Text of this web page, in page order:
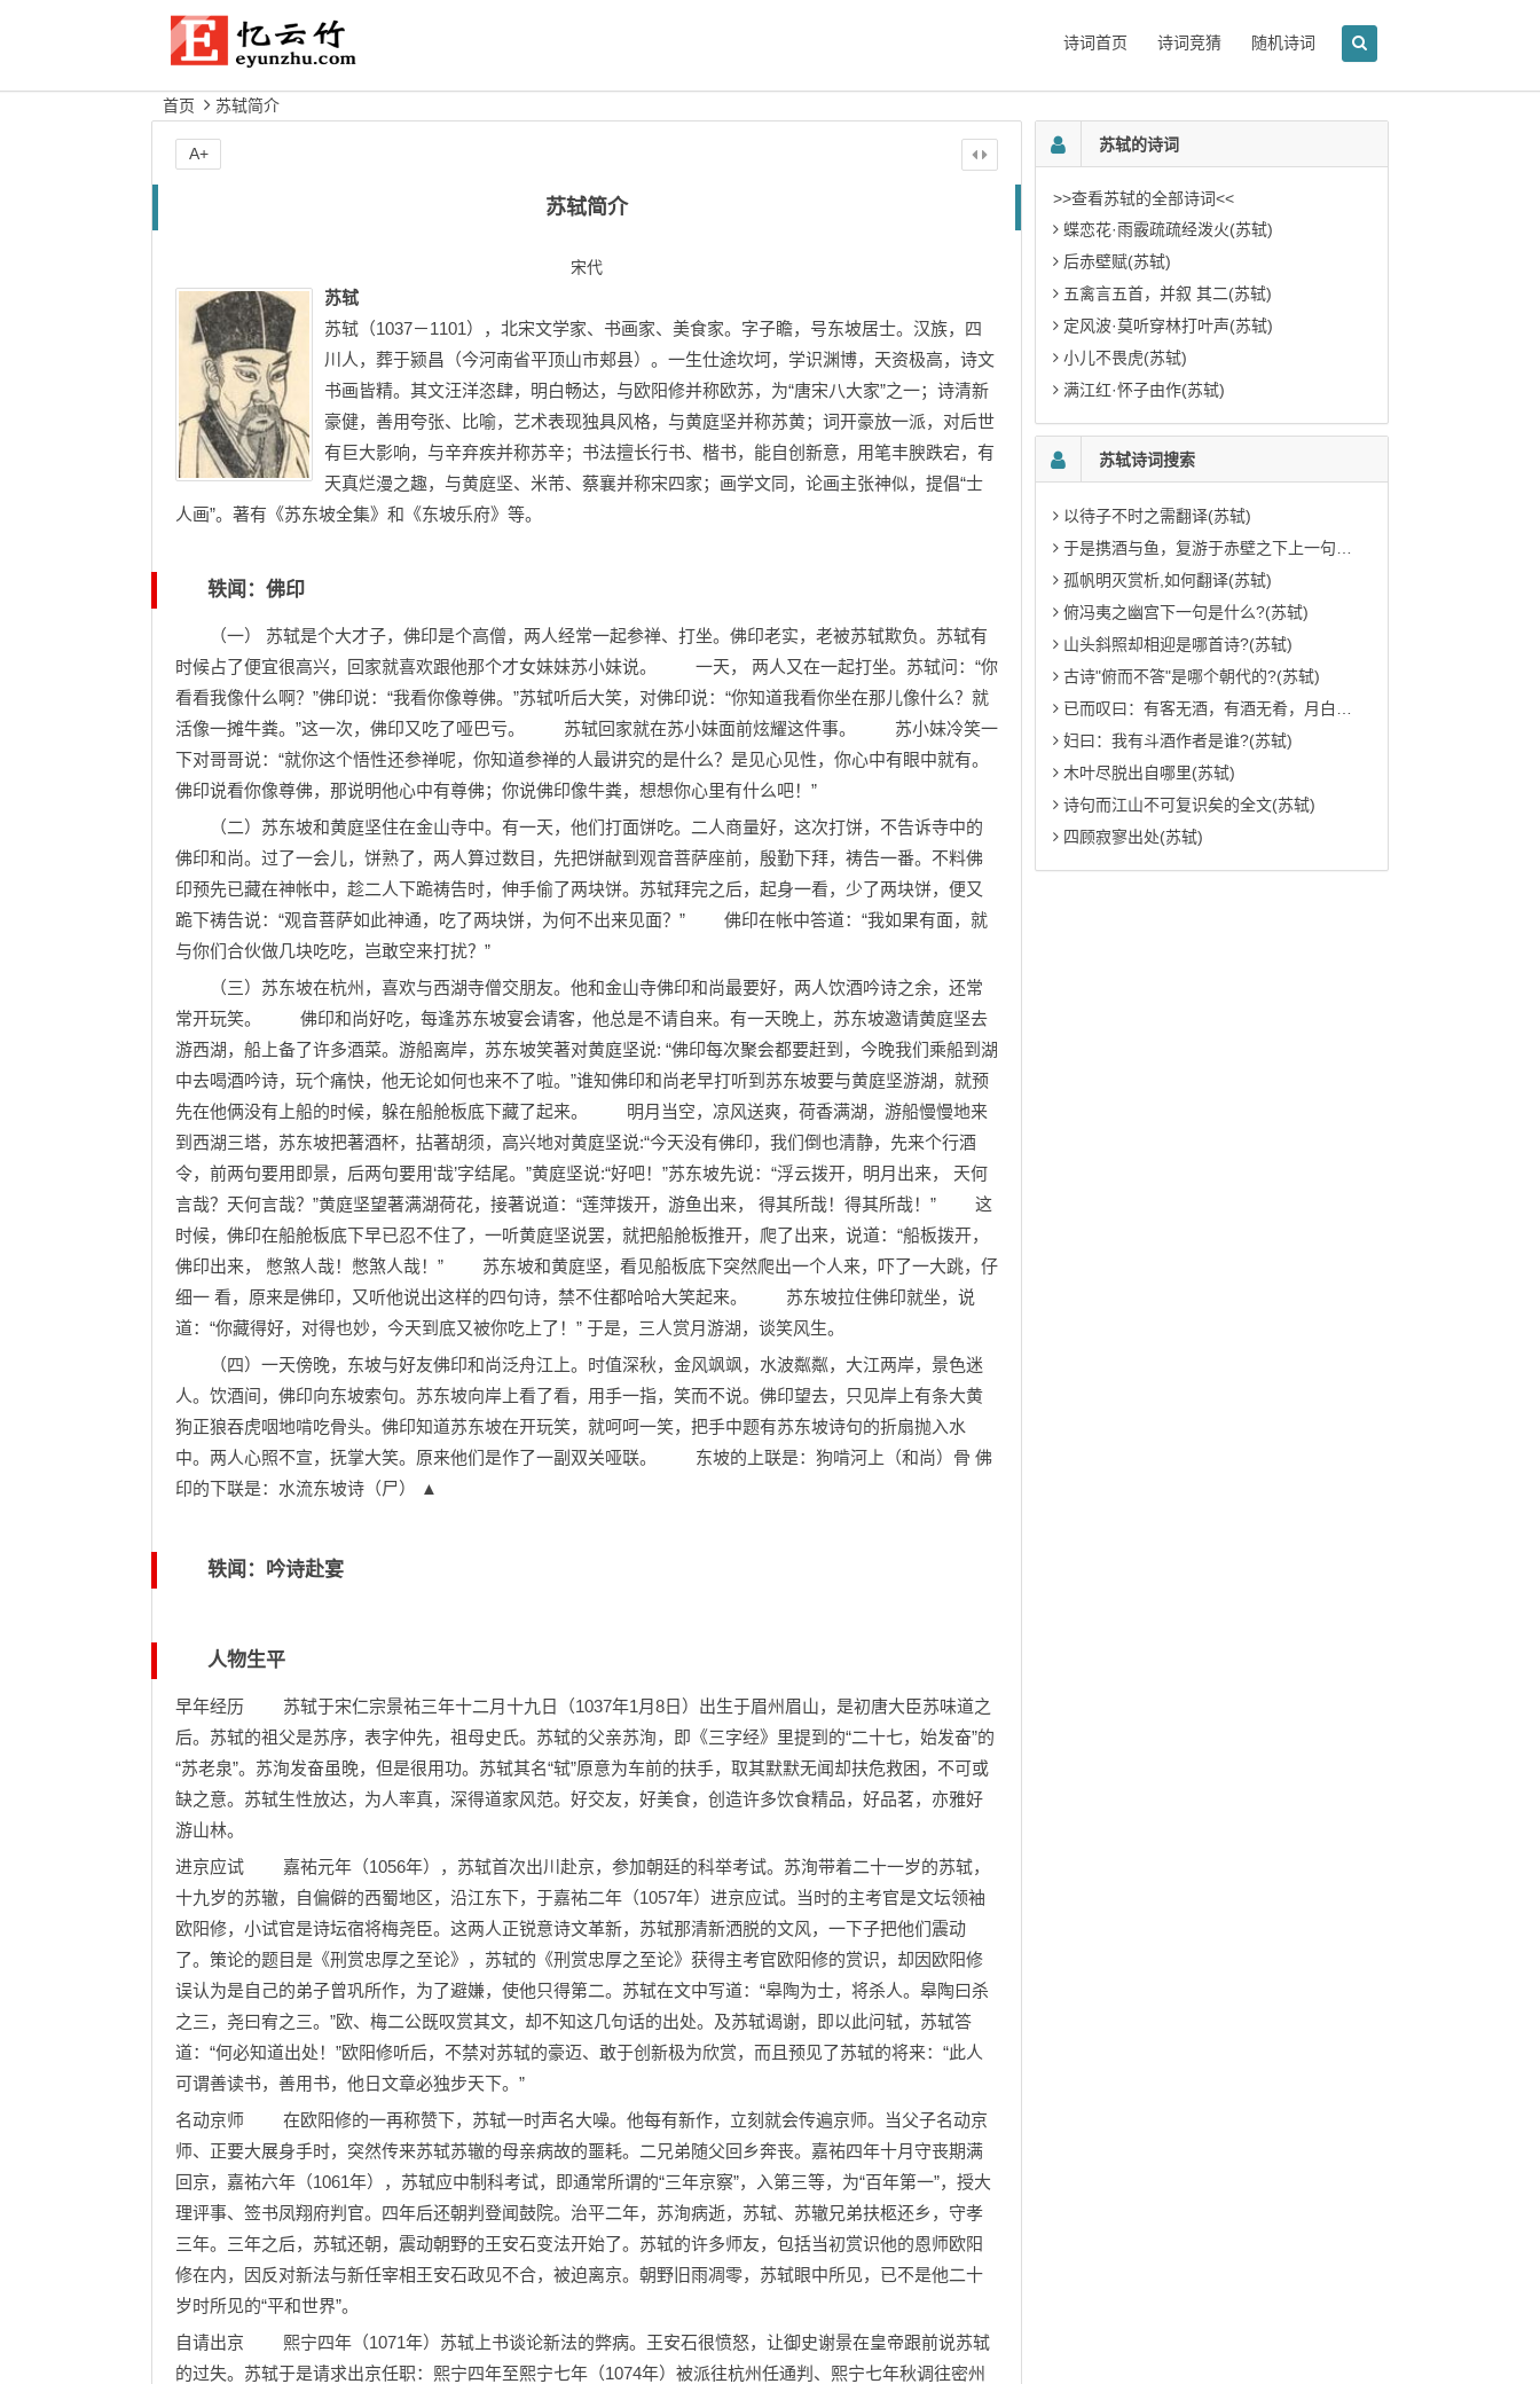
诗词首页 诗词竞猜 随机诗词
首页 苏轼简介
苏轼简介
宋代
苏轼
苏轼（1037－1101），北宋文学家、书画家、美食家。字子瞻，号东坡居士。汉族，四
川人，葬于颍昌（今河南省平顶山市郏县）。一生仕途坎坷，学识渊博，天资极高，诗文
书画皆精。其文汪洋恣肆，明白畅达，与欧阳修并称欧苏，为“唐宋八大家”之一；诗清新
豪健，善用夸张、比喻，艺术表现独具风格，与黄庭坚并称苏黄；词开豪放一派，对后世
有巨大影响，与辛弃疾并称苏辛；书法擅长行书、楷书，能自创新意，用笔丰腴跌宕，有
天真烂漫之趣，与黄庭坚、米芾、蔡襄并称宋四家；画学文同，论画主张神似，提倡“士
人画”。著有《苏东坡全集》和《东坡乐府》等。
轶闻：佛印
（一） 苏轼是个大才子，佛印是个高僧，两人经常一起参禅、打坐。佛印老实，老被苏轼欺负。苏轼有
时候占了便宜很高兴，回家就喜欢跟他那个才女妹妹苏小妹说。 一天， 两人又在一起打坐。苏轼问：“你
看看我像什么啊？”佛印说：“我看你像尊佛。”苏轼听后大笑，对佛印说：“你知道我看你坐在那儿像什么？就
活像一摊牛粪。”这一次，佛印又吃了哑巴亏。 苏轼回家就在苏小妹面前炫耀这件事。 苏小妹冷笑一
下对哥哥说：“就你这个悟性还参禅呢，你知道参禅的人最讲究的是什么？是见心见性，你心中有眼中就有。
佛印说看你像尊佛，那说明他心中有尊佛；你说佛印像牛粪，想想你心里有什么吧！”
（二）苏东坡和黄庭坚住在金山寺中。有一天，他们打面饼吃。二人商量好，这次打饼，不告诉寺中的
佛印和尚。过了一会儿，饼熟了，两人算过数目，先把饼献到观音菩萨座前，殷勤下拜，祷告一番。不料佛
印预先已藏在神帐中，趁二人下跪祷告时，伸手偷了两块饼。苏轼拜完之后，起身一看，少了两块饼，便又
跪下祷告说：“观音菩萨如此神通，吃了两块饼，为何不出来见面？” 佛印在帐中答道：“我如果有面，就
与你们合伙做几块吃吃，岂敢空来打扰？”
（三）苏东坡在杭州，喜欢与西湖寺僧交朋友。他和金山寺佛印和尚最要好，两人饮酒吟诗之余，还常
常开玩笑。 佛印和尚好吃，每逢苏东坡宴会请客，他总是不请自来。有一天晚上，苏东坡邀请黄庭坚去
游西湖，船上备了许多酒菜。游船离岸，苏东坡笑著对黄庭坚说: “佛印每次聚会都要赶到，今晚我们乘船到湖
中去喝酒吟诗，玩个痛快，他无论如何也来不了啦。”谁知佛印和尚老早打听到苏东坡要与黄庭坚游湖，就预
先在他俩没有上船的时候，躲在船舱板底下藏了起来。 明月当空，凉风送爽，荷香满湖，游船慢慢地来
到西湖三塔，苏东坡把著酒杯，拈著胡须，高兴地对黄庭坚说:“今天没有佛印，我们倒也清静，先来个行酒
令，前两句要用即景，后两句要用‘哉’字结尾。”黄庭坚说:“好吧！”苏东坡先说：“浮云拨开，明月出来， 天何
言哉？天何言哉？”黄庭坚望著满湖荷花，接著说道：“莲萍拨开，游鱼出来， 得其所哉！得其所哉！” 这
时候，佛印在船舱板底下早已忍不住了，一听黄庭坚说罢，就把船舱板推开，爬了出来，说道：“船板拨开，
佛印出来， 憋煞人哉！憋煞人哉！” 苏东坡和黄庭坚，看见船板底下突然爬出一个人来，吓了一大跳，仔
细一 看，原来是佛印，又听他说出这样的四句诗，禁不住都哈哈大笑起来。 苏东坡拉住佛印就坐，说
道：“你藏得好，对得也妙，今天到底又被你吃上了！” 于是，三人赏月游湖，谈笑风生。
（四）一天傍晚，东坡与好友佛印和尚泛舟江上。时值深秋，金风飒飒，水波粼粼，大江两岸，景色迷
人。饮酒间，佛印向东坡索句。苏东坡向岸上看了看，用手一指，笑而不说。佛印望去，只见岸上有条大黄
狗正狼吞虎咽地啃吃骨头。佛印知道苏东坡在开玩笑，就呵呵一笑，把手中题有苏东坡诗句的折扇抛入水
中。两人心照不宣，抚掌大笑。原来他们是作了一副双关哑联。 东坡的上联是：狗啃河上（和尚）骨 佛
印的下联是：水流东坡诗（尸） ▲
轶闻：吟诗赴宴
人物生平
早年经历 苏轼于宋仁宗景祐三年十二月十九日（1037年1月8日）出生于眉州眉山，是初唐大臣苏味道之
后。苏轼的祖父是苏序，表字仲先，祖母史氏。苏轼的父亲苏洵，即《三字经》里提到的“二十七，始发奋”的
“苏老泉”。苏洵发奋虽晚，但是很用功。苏轼其名“轼”原意为车前的扶手，取其默默无闻却扶危救困，不可或
缺之意。苏轼生性放达，为人率真，深得道家风范。好交友，好美食，创造许多饮食精品，好品茗，亦雅好
游山林。
进京应试 嘉祐元年（1056年），苏轼首次出川赴京，参加朝廷的科举考试。苏洵带着二十一岁的苏轼，
十九岁的苏辙，自偏僻的西蜀地区，沿江东下，于嘉祐二年（1057年）进京应试。当时的主考官是文坛领袖
欧阳修，小试官是诗坛宿将梅尧臣。这两人正锐意诗文革新，苏轼那清新洒脱的文风，一下子把他们震动
了。策论的题目是《刑赏忠厚之至论》，苏轼的《刑赏忠厚之至论》获得主考官欧阳修的赏识，却因欧阳修
误认为是自己的弟子曾巩所作，为了避嫌，使他只得第二。苏轼在文中写道：“皋陶为士，将杀人。皋陶曰杀
之三，尧曰宥之三。”欧、梅二公既叹赏其文，却不知这几句话的出处。及苏轼谒谢，即以此问轼，苏轼答
道：“何必知道出处！”欧阳修听后，不禁对苏轼的豪迈、敢于创新极为欣赏，而且预见了苏轼的将来：“此人
可谓善读书，善用书，他日文章必独步天下。”
名动京师 在欧阳修的一再称赞下，苏轼一时声名大噪。他每有新作，立刻就会传遍京师。当父子名动京
师、正要大展身手时，突然传来苏轼苏辙的母亲病故的噩耗。二兄弟随父回乡奔丧。嘉祐四年十月守丧期满
回京，嘉祐六年（1061年），苏轼应中制科考试，即通常所谓的“三年京察”，入第三等，为“百年第一”，授大
理评事、签书凤翔府判官。四年后还朝判登闻鼓院。治平二年，苏洵病逝，苏轼、苏辙兄弟扶柩还乡，守孝
三年。三年之后，苏轼还朝，震动朝野的王安石变法开始了。苏轼的许多师友，包括当初赏识他的恩师欧阳
修在内，因反对新法与新任宰相王安石政见不合，被迫离京。朝野旧雨凋零，苏轼眼中所见，已不是他二十
岁时所见的“平和世界”。
自请出京 熙宁四年（1071年）苏轼上书谈论新法的弊病。王安石很愤怒，让御史谢景在皇帝跟前说苏轼
的过失。苏轼于是请求出京任职：熙宁四年至熙宁七年（1074年）被派往杭州任通判、熙宁七年秋调往密州
A+ 苏轼的诗词
>>查看苏轼的全部诗词<<
蝶恋花·雨霰疏疏经泼火(苏轼)
后赤壁赋(苏轼)
五禽言五首，并叙 其二(苏轼)
定风波·莫听穿林打叶声(苏轼)
小儿不畏虎(苏轼)
满江红·怀子由作(苏轼)
苏轼诗词搜索
以待子不时之需翻译(苏轼)
于是携酒与鱼，复游于赤壁之下上一句是什么?(苏轼)
孤帆明灭赏析,如何翻译(苏轼)
俯冯夷之幽宫下一句是什么?(苏轼)
山头斜照却相迎是哪首诗?(苏轼)
古诗"俯而不答"是哪个朝代的?(苏轼)
已而叹曰：有客无酒，有酒无肴，月白风清，如此良夜何是什么意思?(苏轼)
妇曰：我有斗酒作者是谁?(苏轼)
木叶尽脱出自哪里(苏轼)
诗句而江山不可复识矣的全文(苏轼)
四顾寂寥出处(苏轼)